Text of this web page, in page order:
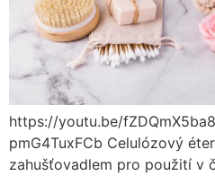
https://youtu.be/
pmG4TuxFCb Celulózový
zahušťovadlem pro použití v